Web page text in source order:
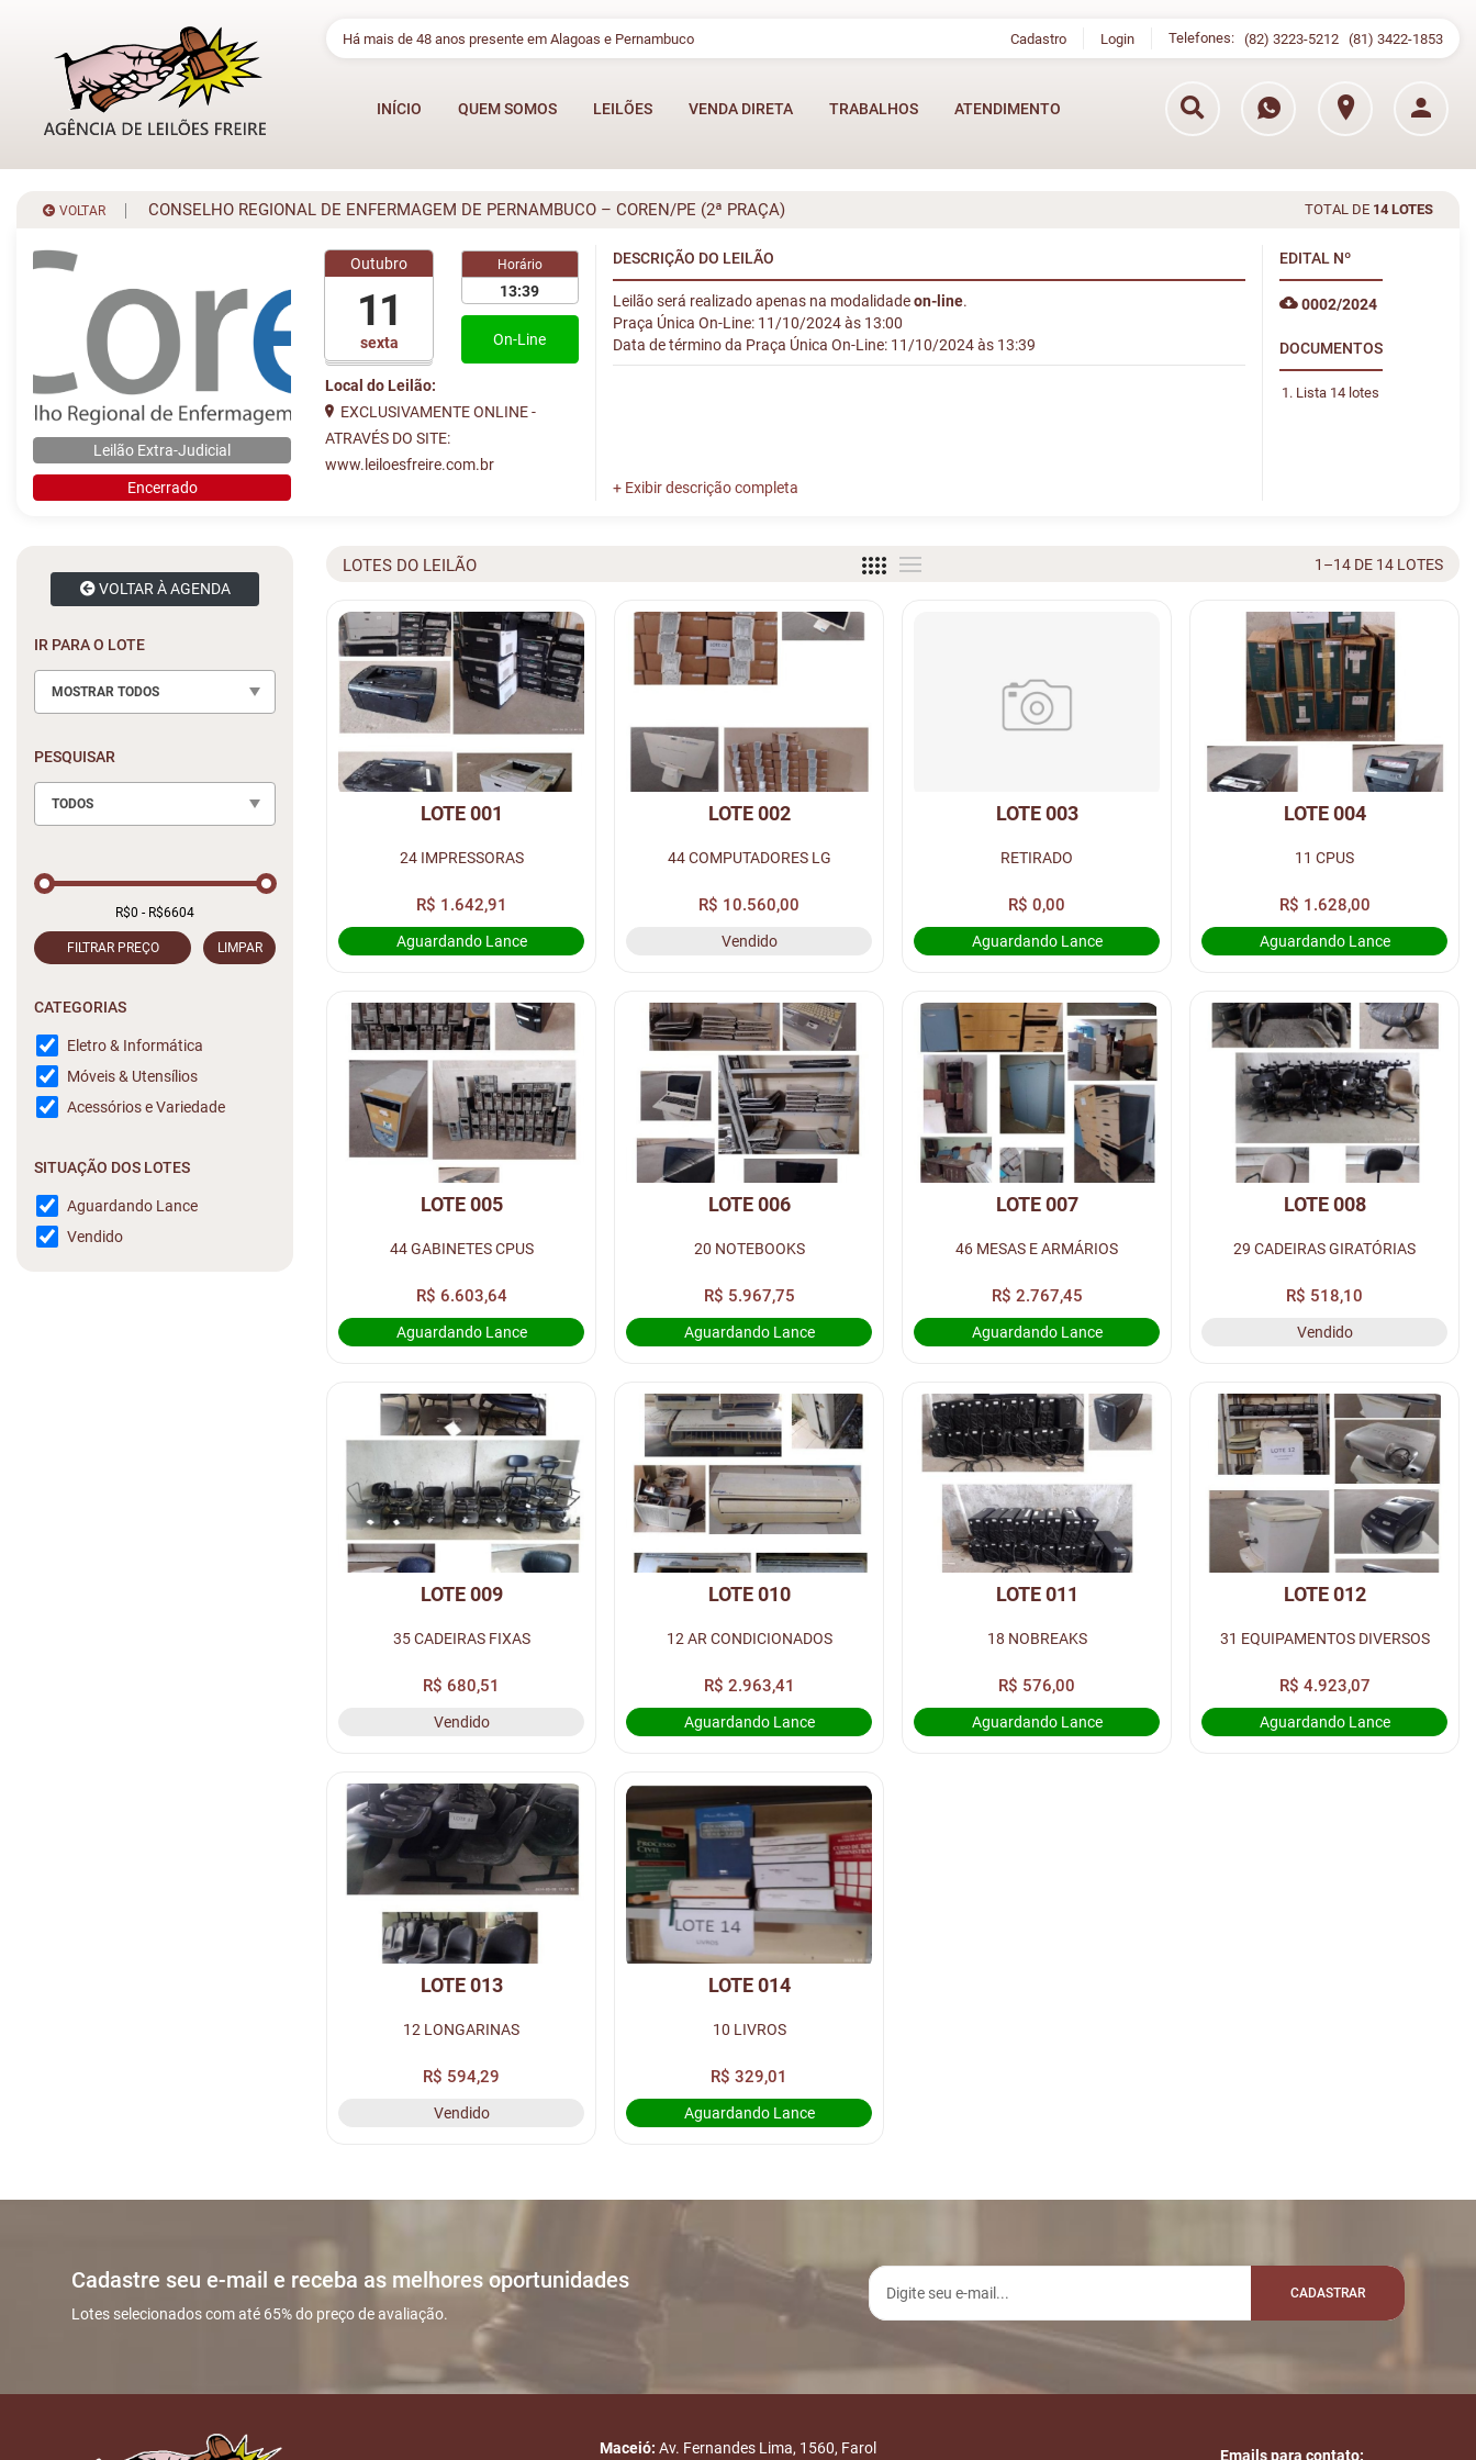
Há mais de 48 anos presente em Alagoas e Pernambuco Cadastro Login Telefones: (82) 3223-5212 (81) 3422-1853
INÍCIO QUEM SOMOS LEILÕES VENDA DIRETA TRABALHOS ATENDIMENTO
VOLTAR CONSELHO REGIONAL DE ENFERMAGEM DE PERNAMBUCO – COREN/PE (2ª PRAÇA) TOTAL DE 14 LOTES
Leilão Extra-Judicial
Encerrado
sexta
Outubro
11
Horário
13:39
On-Line
Local do Leilão:
EXCLUSIVAMENTE ONLINE -
ATRAVÉS DO SITE:
www.leiloesfreire.com.br
DESCRIÇÃO DO LEILÃO
Leilão será realizado apenas na modalidadeon-line.
Praça Única On-Line: 11/10/2024 às 13:00
Data de término da Praça Única On-Line: 11/10/2024 às 13:39
EDITAL Nº
0002/2024
DOCUMENTOS
Lista 14 lotes
VOLTAR À AGENDA
IR PARA O LOTE
MOSTRAR TODOS
PESQUISAR
TODOS
FILTRAR PREÇO LIMPAR
CATEGORIAS
Eletro & Informática
Móveis & Utensílios
Acessórios e Variedade
SITUAÇÃO DOS LOTES
Aguardando Lance
Vendido
LOTES DO LEILÃO 1–14 DE 14 LOTES
LOTE 001
24 IMPRESSORAS
R$ 1.642,91
Aguardando Lance
LOTE 002
44 COMPUTADORES LG
R$ 10.560,00
Vendido
LOTE 003
RETIRADO
R$ 0,00
Aguardando Lance
LOTE 004
11 CPUS
R$ 1.628,00
Aguardando Lance
LOTE 005
44 GABINETES CPUS
R$ 6.603,64
Aguardando Lance
LOTE 006
20 NOTEBOOKS
R$ 5.967,75
Aguardando Lance
LOTE 007
46 MESAS E ARMÁRIOS
R$ 2.767,45
Aguardando Lance
LOTE 008
29 CADEIRAS GIRATÓRIAS
R$ 518,10
Vendido
LOTE 009
35 CADEIRAS FIXAS
R$ 680,51
Vendido
LOTE 010
12 AR CONDICIONADOS
R$ 2.963,41
Aguardando Lance
LOTE 011
18 NOBREAKS
R$ 576,00
Aguardando Lance
LOTE 012
31 EQUIPAMENTOS DIVERSOS
R$ 4.923,07
Aguardando Lance
LOTE 013
12 LONGARINAS
R$ 594,29
Vendido
LOTE 014
10 LIVROS
R$ 329,01
Aguardando Lance
Cadastre seu e-mail e receba as melhores oportunidades
Lotes selecionados com até 65% do preço de avaliação.
CADASTRAR
Maceió: Av. Fernandes Lima, 1560, Farol Emails para contato: